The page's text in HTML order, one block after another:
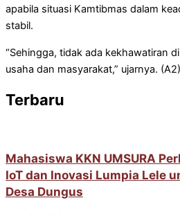
apabila situasi Kamtibmas dalam
stabil.
“Sehingga, tidak ada kekhawatiran
usaha dan masyarakat,” ujarnya. (A2)
Terbaru
Mahasiswa KKN UMSURA
IoT dan Inovasi Lumpia Lele
Desa Dungus